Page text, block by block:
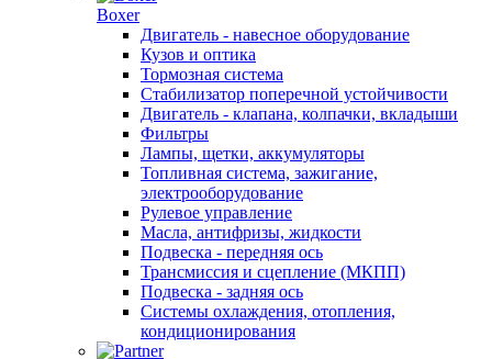
Boxer
Двигатель - навесное оборудование
Кузов и оптика
Тормозная система
Стабилизатор поперечной устойчивости
Двигатель - клапана, колпачки, вкладыши
Фильтры
Лампы, щетки, аккумуляторы
Топливная система, зажигание,
электрооборудование
Рулевое управление
Масла, антифризы, жидкости
Подвеска - передняя ось
Трансмиссия и сцепление (МКПП)
Подвеска - задняя ось
Системы охлаждения, отопления,
кондиционирования